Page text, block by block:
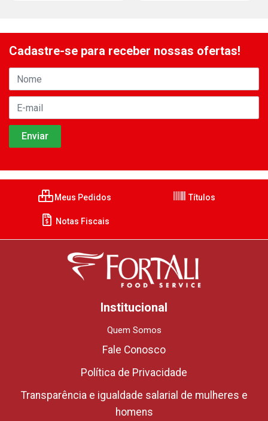
Cadastre-se para receber nossas ofertas!
Meus Pedidos Títulos
Notas Fiscais
Institucional
Quem Somos
Fale Conosco
Política de Privacidade
Transparência e igualdade salarial de mulheres e
homens